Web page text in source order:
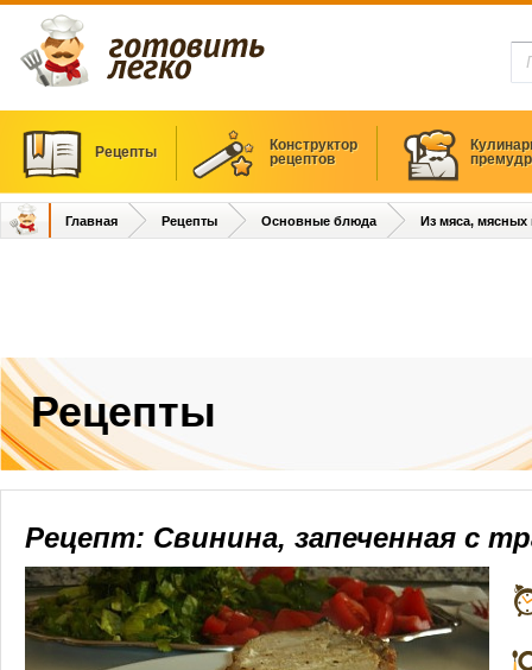
Рецепты
Конструктор
рецептов
Главная Рецепты Основные блюда Из мяса, мясных
Рецепты
Рецепт: Свинина, запеченная с